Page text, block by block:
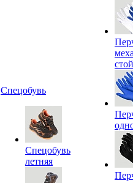
Спецобувь
Спецобувь
летняя